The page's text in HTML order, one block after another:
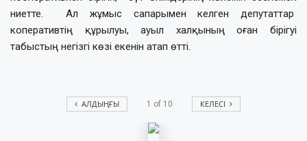
ниетте. Ал жұмыс сапарымен келген депутаттар
коперативтің құрылуы, ауыл халқының оған бірігуі
табыстың негізгі көзі екенін атап өтті.
АЛДЫҢҒЫ 1 of 10 КЕЛЕСІ